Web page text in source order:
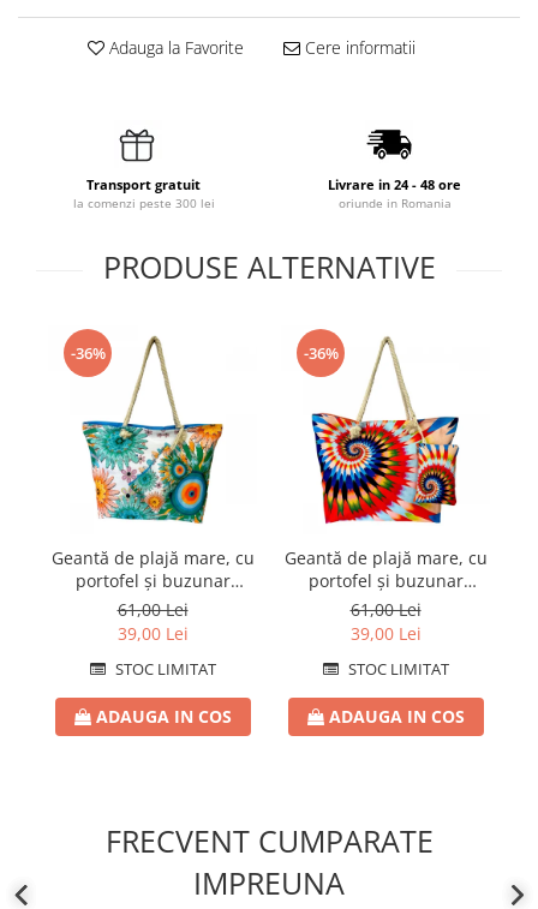
Adauga la Favorite Cere informatii
Transport gratuit
la comenzi peste 300 lei
Livrare in 24 - 48 ore
oriunde in Romania
PRODUSE ALTERNATIVE
-36%
Geantă de plajă mare, cu
portofel și buzunar
interior KD2489
61,00 Lei
39,00 Lei
STOC LIMITAT
ADAUGA IN COS
-36%
Geantă de plajă mare, cu
portofel și buzunar
interior KD2482
61,00 Lei
39,00 Lei
STOC LIMITAT
ADAUGA IN COS
FRECVENT CUMPARATE
IMPREUNA